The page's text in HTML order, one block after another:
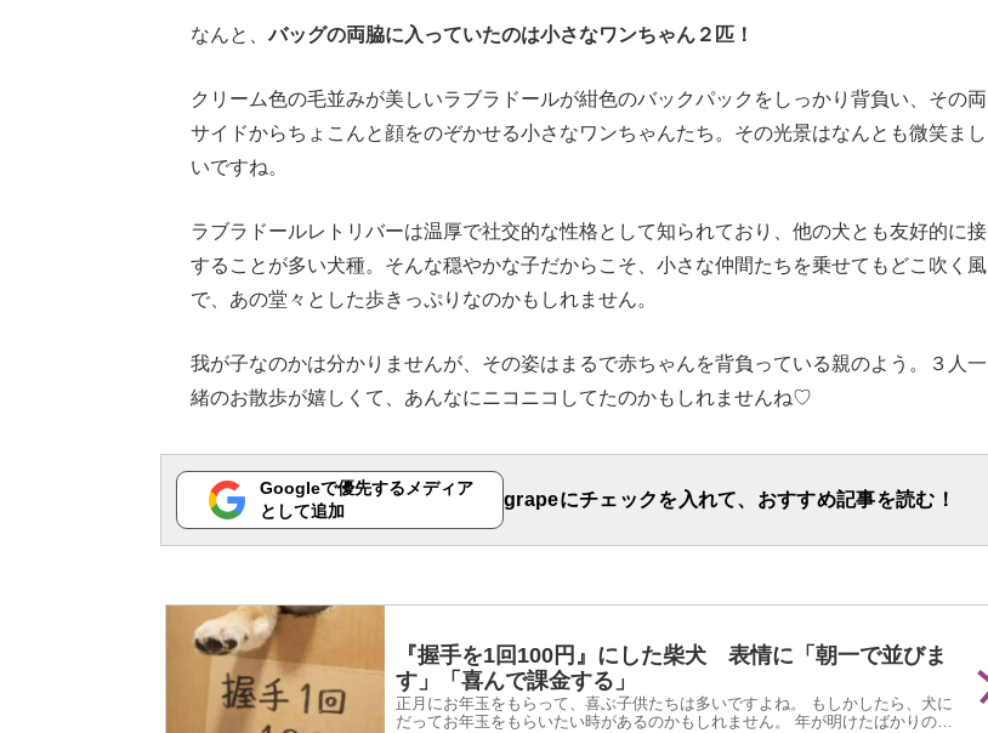
なんと、バッグの両脇に入っていたのは小さなワンちゃん２匹！
クリーム色の毛並みが美しいラブラドールが紺色のバックパックをしっかり背負い、その両
サイドからちょこんと顔をのぞかせる小さなワンちゃんたち。その光景はなんとも微笑まし
いですね。
ラブラドールレトリバーは温厚で社交的な性格として知られており、他の犬とも友好的に接
することが多い犬種。そんな穏やかな子だからこそ、小さな仲間たちを乗せてもどこ吹く風
で、あの堂々とした歩きっぷりなのかもしれません。
我が子なのかは分かりませんが、その姿はまるで赤ちゃんを背負っている親のよう。３人一
緒のお散歩が嬉しくて、あんなにニコニコしてたのかもしれませんね♡
Googleで優先するメディア
として追加
grapeにチェックを入れて、おすすめ記事を読む！
『握手を1回100円』にした柴犬 表情に「朝一で並びま
す」「喜んで課金する」
正月にお年玉をもらって、喜ぶ子供たちは多いですよね。 もしかしたら、犬に
だってお年玉をもらいたい時があるのかもしれません。 年が明けたばかりの